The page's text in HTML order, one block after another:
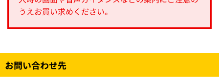
うえお買い求めください。
お問い合わせ先